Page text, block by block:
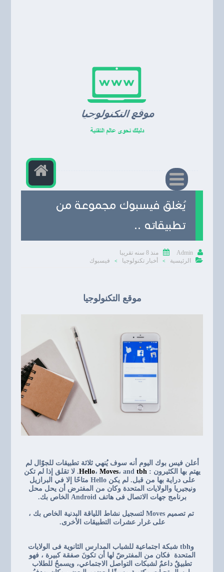
يُغلق فيسبوك مجموعة من
تطبيقاته ..

Admin

منذ 8 سنه تقريبا

الرئيسية > أخبار تكنولوجيا > فيسبوك
موقع التكنولوجيا
أعلن فيس بوك اليوم أنه سوف يُنهي ثلاثة تطبيقات للجوّال لم
يهتم بها الكثيرون :
Hello، Moves، and tbh
. لا تقلق إذا لم تكن
على دراية بها من قبل. لم يكن Hello متاحًا إلا في البرازيل
ونيجيريا والولايات المتحدة وكان من المفترض أن يحل محل
برنامج جهات الاتصال فى هاتف Android الخاص بك.
تم تصميم Moves لتسجيل نشاط اللياقة البدنية الخاص بك ،
على غرار عشرات التطبيقات الأخرى.
و
tbh شبكة اجتماعية للشباب المدارس الثانوية فى الولايات
المتحدة فكان من المفترضً لها أن تكونَ صفقة كبيرة ، فهو
تطبيقٌ داعمٌ لشبكات التواصل الاجتماعي، ويسمحُ للطلاب